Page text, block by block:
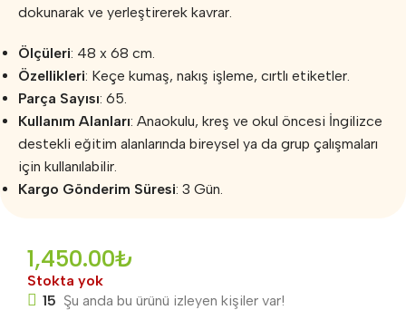
dokunarak ve yerleştirerek kavrar.
Ölçüleri: 48 x 68 cm.
Özellikleri: Keçe kumaş, nakış işleme, cırtlı etiketler.
Parça Sayısı: 65.
Kullanım Alanları: Anaokulu, kreş ve okul öncesi İngilizce
destekli eğitim alanlarında bireysel ya da grup çalışmaları
için kullanılabilir.
Kargo Gönderim Süresi: 3 Gün.
1,450.00₺
Stokta yok
15 Şu anda bu ürünü izleyen kişiler var!